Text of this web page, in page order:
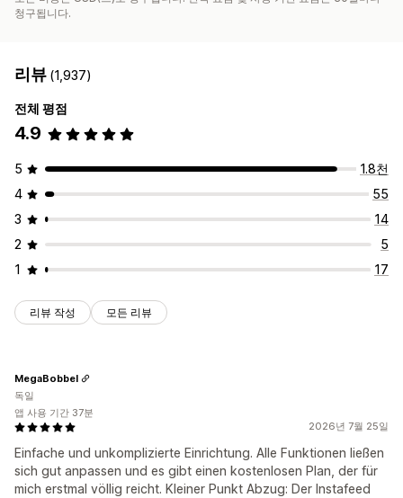
청구됩니다.
리뷰 (1,937)
전체 평점
4.9
5
1.8천
4
55
3
14
2
5
1
17
리뷰 작성 모든 리뷰
2026년 7월 25일
Einfache und unkomplizierte Einrichtung. Alle Funktionen ließen
sich gut anpassen und es gibt einen kostenlosen Plan, der für
mich erstmal völlig reicht. Kleiner Punkt Abzug: Der Instafeed
MegaBobbel
독일
앱 사용 기간 37분